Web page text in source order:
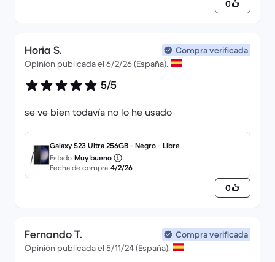
0
Horia S.
Compra verificada
Opinión publicada el 6/2/26 (España).
5/5
se ve bien todavía no lo he usado
Galaxy S23 Ultra 256GB - Negro - Libre
Estado Muy bueno
Fecha de compra 4/2/26
0
Fernando T.
Compra verificada
Opinión publicada el 5/11/24 (España).